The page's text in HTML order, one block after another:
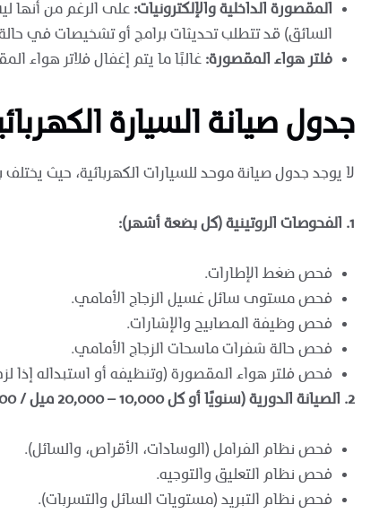
المقصورة الداخلية والإلكترونيات: على الرغم من أنها
السائق) قد تتطلب تحديثات برامج أو تشخيصات في
فلتر هواء المقصورة: غالبًا ما يتم إغفال فلاتر هواء
جدول صيانة السيارة
لا يوجد جدول صيانة موحد للسيارات الكهربائية، حيث
1. الفحوصات الروتينية (كل بضعة أشهر):
فحص ضغط الإطارات.
فحص مستوى سائل غسيل الزجاج الأمامي.
فحص وظيفة المصابيح والإشارات.
فحص حالة شفرات ماسحات الزجاج الأمامي.
فحص فلتر هواء المقصورة (وتنظيفه أو استبداله إذا
2. الصيانة الدورية (سنويًا أو كل 10,000 – 20,000 ميل / 15,000 – 30,000 كيلومتر):
فحص نظام الفرامل (الوسادات، الأقراص، والسائل).
فحص نظام التعليق والتوجيه.
فحص نظام التبريد (مستويات السائل والتسربات).